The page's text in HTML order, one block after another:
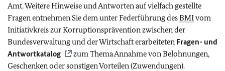
Amt. Weitere Hinweise und Antworten auf vielfach gestellte
Fragen entnehmen Sie dem unter Federführung desBMIvom
Initiativkreis zur Korruptionsprävention zwischen der
Bundesverwaltung und der Wirtschaft erarbeiteten Fragen- und
Antwortkatalog
zum Thema Annahme von Belohnungen,
Geschenken oder sonstigen Vorteilen (Zuwendungen).